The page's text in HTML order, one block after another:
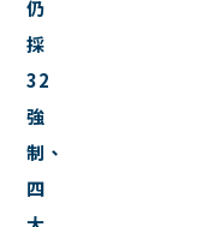
仍
採
32
強
制、
四